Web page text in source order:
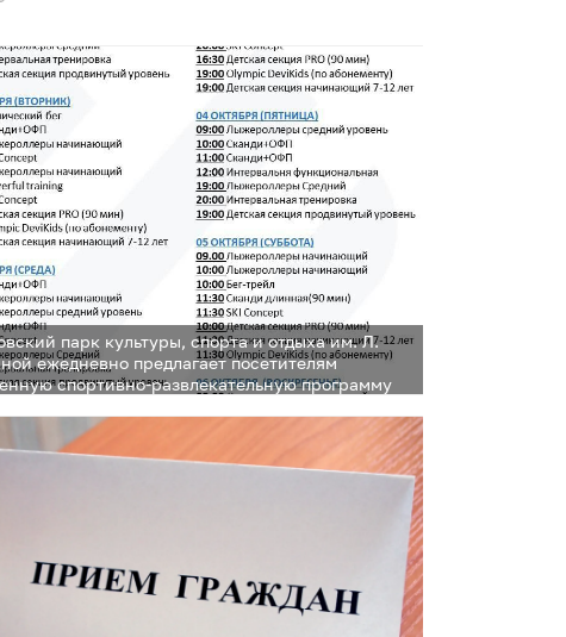
парк культуры, спорта и отдыха им. Л.
ежедневно предлагает посетителям
спортивно-развлекательную программу